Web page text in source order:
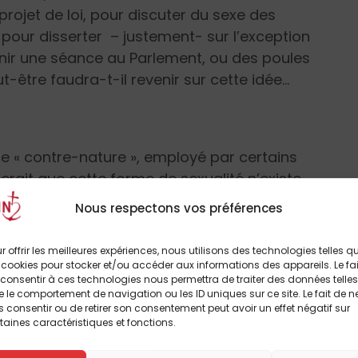
Nous respectons vos préférences
offrir les meilleures expériences, nous utilisons des technologies telles
pour stocker et/ou accéder aux informations des appareils. Le
à ces technologies nous permettra de traiter des données telles
le comportement de navigation ou les ID uniques sur ce site. Le fait de
consentir ou de retirer son consentement peut avoir un effet négatif sur
caractéristiques et fonctions.
de loi, pour discuter du sexe des
disserter – justement- sur l’exception
une séance au Parlement, ou des poules
être faudra-t-il revenir sur cette idée…
« contre-nature », employé par certains
que cette forme de sexualité n’existe
preuve du contraire, de lien de
et le statut de cancre en
est répandue dans le règne animal. En
sexués entre individus de même sexe
l’homme, bien plus que les seuls gestes et
sein du couple.
», ne doit pas se comprendre comme